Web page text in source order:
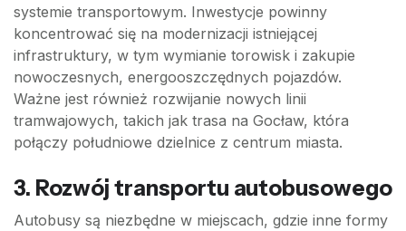
systemie transportowym. Inwestycje powinny
koncentrować się na modernizacji istniejącej
infrastruktury, w tym wymianie torowisk i zakupie
nowoczesnych, energooszczędnych pojazdów.
Ważne jest również rozwijanie nowych linii
tramwajowych, takich jak trasa na Gocław, która
połączy południowe dzielnice z centrum miasta.
3. Rozwój transportu autobusowego
Autobusy są niezbędne w miejscach, gdzie inne formy